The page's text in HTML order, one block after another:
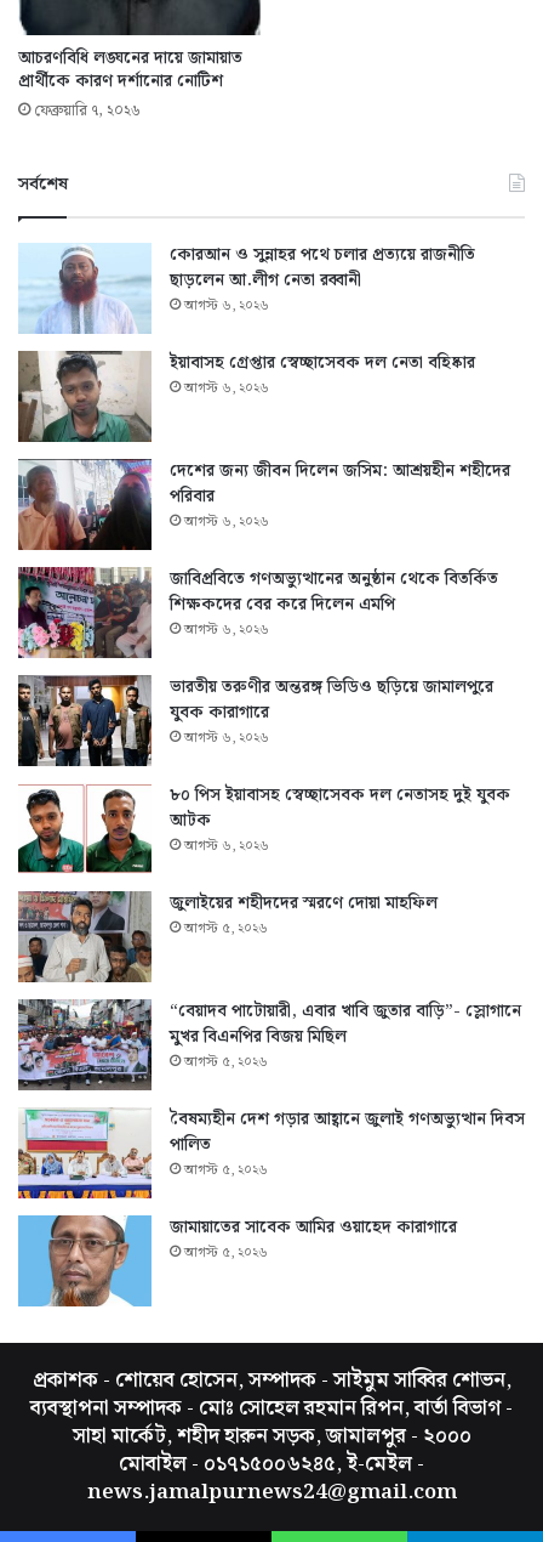
আচরণবিধি লঙ্ঘনের দায়ে জামায়াত
প্রার্থীকে কারণ দর্শানোর নোটিশ
ফেব্রুয়ারি ৭, ২০২৬
সর্বশেষ
কোরআন ও সুন্নাহর পথে চলার প্রত্যয়ে রাজনীতি
ছাড়লেন আ.লীগ নেতা রব্বানী
আগস্ট ৬, ২০২৬
ইয়াবাসহ গ্রেপ্তার স্বেচ্ছাসেবক দল নেতা বহিষ্কার
আগস্ট ৬, ২০২৬
দেশের জন্য জীবন দিলেন জসিম: আশ্রয়হীন শহীদের
পরিবার
আগস্ট ৬, ২০২৬
জাবিপ্রবিতে গণঅভ্যুত্থানের অনুষ্ঠান থেকে বিতর্কিত
শিক্ষকদের বের করে দিলেন এমপি
আগস্ট ৬, ২০২৬
ভারতীয় তরুণীর অন্তরঙ্গ ভিডিও ছড়িয়ে জামালপুরে
যুবক কারাগারে
আগস্ট ৬, ২০২৬
৮০ পিস ইয়াবাসহ স্বেচ্ছাসেবক দল নেতাসহ দুই যুবক
আটক
আগস্ট ৬, ২০২৬
জুলাইয়ের শহীদদের স্মরণে দোয়া মাহফিল
আগস্ট ৫, ২০২৬
“বেয়াদব পাটোয়ারী, এবার খাবি জুতার বাড়ি”- স্লোগানে
মুখর বিএনপির বিজয় মিছিল
আগস্ট ৫, ২০২৬
বৈষম্যহীন দেশ গড়ার আহ্বানে জুলাই গণঅভ্যুত্থান দিবস
পালিত
আগস্ট ৫, ২০২৬
জামায়াতের সাবেক আমির ওয়াহেদ কারাগারে
আগস্ট ৫, ২০২৬
প্রকাশক - শোয়েব হোসেন, সম্পাদক - সাইমুম সাব্বির শোভন,
ব্যবস্থাপনা সম্পাদক - মোঃ সোহেল রহমান রিপন, বার্তা বিভাগ -
সাহা মার্কেট, শহীদ হারুন সড়ক, জামালপুর - ২০০০
মোবাইল - ০১৭১৫০০৬২৪৫, ই-মেইল -
news.jamalpurnews24@gmail.com